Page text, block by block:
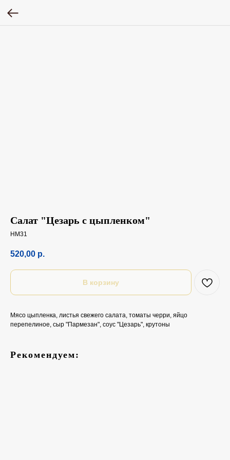
Салат "Цезарь с цыпленком"
НМ31
520,00 р.
В корзину
Мясо цыпленка, листья свежего салата, томаты черри, яйцо
перепелиное, сыр "Пармезан", соус "Цезарь", крутоны
Рекомендуем: